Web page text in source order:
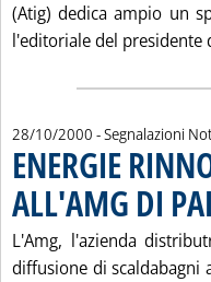
(Atig) dedica ampio un
l'editoriale del presidente
28/10/2000 - Segnalazioni
ENERGIE
ALL'AMG DI
L'Amg, l'azienda
diffusione di scaldabagni